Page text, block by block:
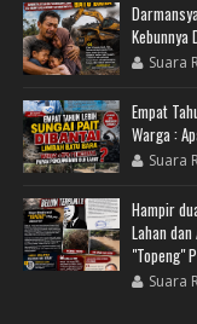
Kebunnya
Suara
Empat
Warga :
Suara
Hampir
Lahan
"Topeng"
Suara